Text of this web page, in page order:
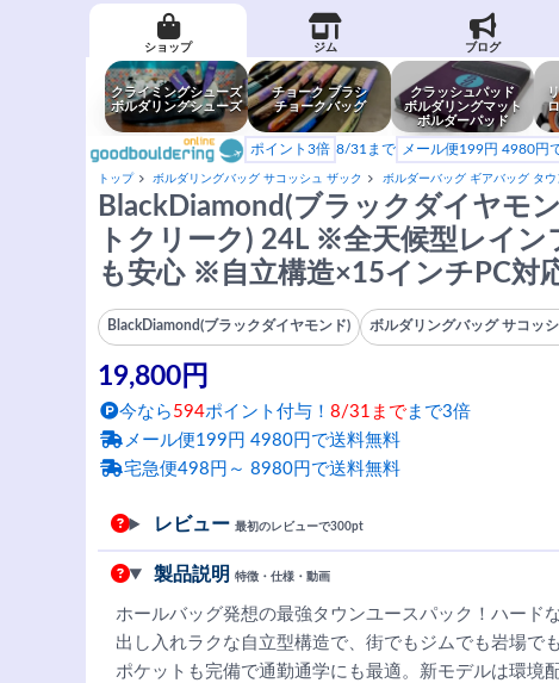
ショップ ジム ブログ
クライミングシューズ
ボルダリングシューズ
チョーク ブラシ
チョークバッグ
クラッシュパッド
ボルダリングマット
ボルダーパッド
ポイント3倍 8/31まで メール便199円 4980円
トップ ボルダリングバッグ サコッシュ ザック ボルダーバッグ ギアバッグ タウ
BlackDiamond(ブラックダイヤモ
トクリーク) 24L ※全天候型レイ
も安心 ※自立構造×15インチPC対
BlackDiamond(ブラックダイヤモンド) ボルダリングバッグ サコッ
19,800円
今なら 594ポイント付与！ 8/31まで まで3倍
メール便199円 4980円で送料無料
宅急便498円～ 8980円で送料無料
レビュー 最初のレビューで300pt
製品説明 特徴・仕様・動画
ホールバッグ発想の最強タウンユースパック！ハード
出し入れラクな自立型構造で、街でもジムでも岩場で
ポケットも完備で通勤通学にも最適。新モデルは環境